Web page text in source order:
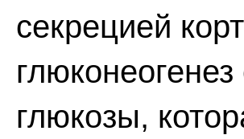
секрецией
глюкозы,